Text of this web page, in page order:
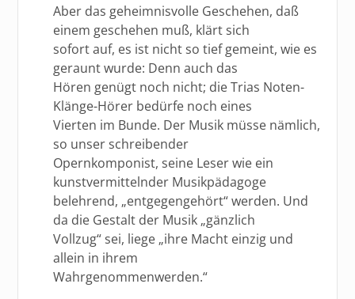
Aber das geheimnisvolle Geschehen, daß
einem geschehen muß, klärt sich
sofort auf, es ist nicht so tief gemeint, wie es
geraunt wurde: Denn auch das
Hören genügt noch nicht; die Trias Noten-
Klänge-Hörer bedürfe noch eines
Vierten im Bunde. Der Musik müsse nämlich,
so unser schreibender
Opernkomponist, seine Leser wie ein
kunstvermittelnder Musikpädagoge
belehrend, „entgegengehört“ werden. Und
da die Gestalt der Musik „gänzlich
Vollzug“ sei, liege „ihre Macht einzig und
allein in ihrem
Wahrgenommenwerden.“